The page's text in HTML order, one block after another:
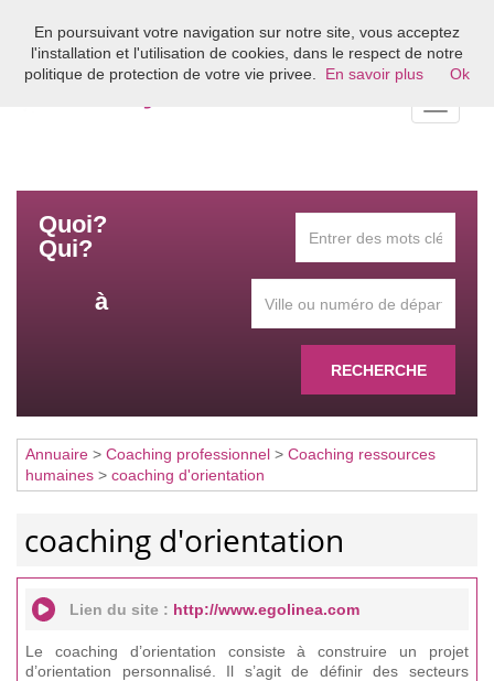
Bienvenue sur l'annuaire du coaching en France
Quoi?
Qui?
à
RECHERCHE
Annuaire > Coaching professionnel > Coaching ressources
humaines > coaching d'orientation
coaching d'orientation
Lien du site : http://www.egolinea.com
Le coaching d’orientation consiste à construire un projet
d’orientation personnalisé. Il s’agit de définir des secteurs
En poursuivant votre navigation sur notre site, vous acceptez
l'installation et l'utilisation de cookies, dans le respect de notre
politique de protection de votre vie privee.
En savoir plus Ok